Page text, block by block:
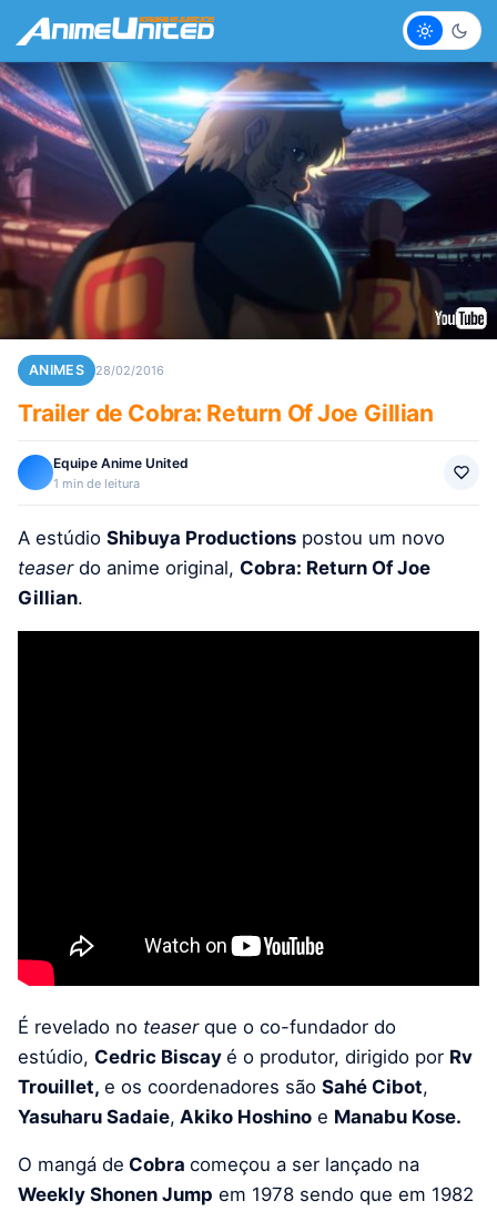
Claro
ANIMES 28/02/2016
Trailer de Cobra: Return Of Joe Gillian
Equipe Anime United
1 min de leitura
A estúdio Shibuya Productions postou um novo
teaserdo anime original, Cobra: Return Of Joe
Gillian.
É revelado no teaser que o co-fundador do
estúdio, Cedric Biscay é o produtor, dirigido por Rv
Trouillet, e os coordenadores são Sahé Cibot,
Yasuharu Sadaie, Akiko Hoshino e Manabu Kose.
O mangá de Cobra começou a ser lançado na
Weekly Shonen Jump em 1978 sendo que em 1982